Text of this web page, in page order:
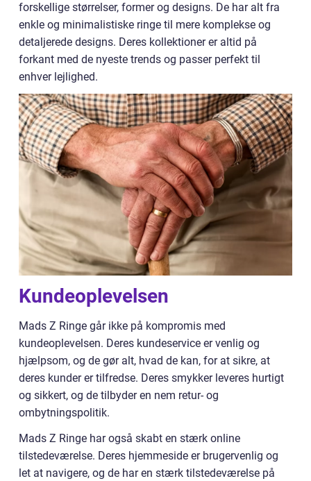
forskellige størrelser, former og designs. De har alt fra
enkle og minimalistiske ringe til mere komplekse og
detaljerede designs. Deres kollektioner er altid på
forkant med de nyeste trends og passer perfekt til
enhver lejlighed.
Kundeoplevelsen
Mads Z Ringe går ikke på kompromis med
kundeoplevelsen. Deres kundeservice er venlig og
hjælpsom, og de gør alt, hvad de kan, for at sikre, at
deres kunder er tilfredse. Deres smykker leveres hurtigt
og sikkert, og de tilbyder en nem retur- og
ombytningspolitik.
Mads Z Ringe har også skabt en stærk online
tilstedeværelse. Deres hjemmeside er brugervenlig og
let at navigere, og de har en stærk tilstedeværelse på